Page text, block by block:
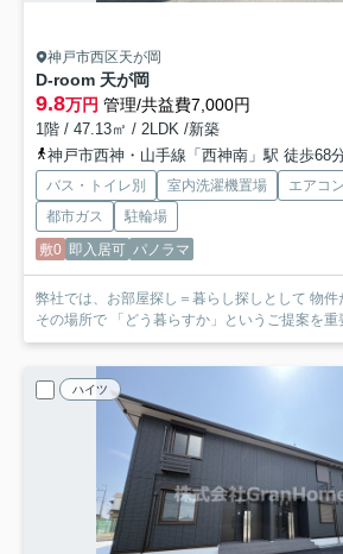
神戸市西区天が岡
D-room 天が岡
9.8万円 管理/共益費7,000円
1階 / 47.13㎡ / 2LDK /新築
神戸市西神・山手線「西神南」駅 徒歩68
バス・トイレ別 室内洗濯機置場 エアコン
都市ガス
駐輪場
敷0 即入居可 パノラマ
弊社では、お部屋探し＝暮らし探しとして 物
その場所で 「どう暮らすか」というご提案を重
ハイツ